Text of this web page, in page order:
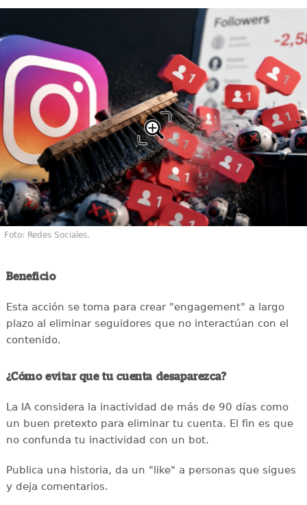
Foto: Redes Sociales.
Beneficio
Esta acción se toma para crear "engagement" a largo
plazo al eliminar seguidores que no interactúan con el
contenido.
¿Cómo evitar que tu cuenta desaparezca?
La IA considera la inactividad de más de 90 días como
un buen pretexto para eliminar tu cuenta. El fin es que
no confunda tu inactividad con un bot.
Publica una historia, da un "like" a personas que sigues
y deja comentarios.